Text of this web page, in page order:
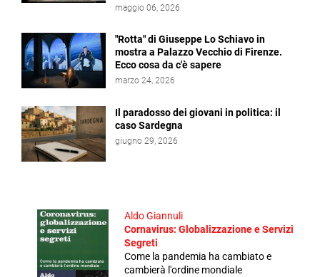
maggio 06, 2026
"Rotta" di Giuseppe Lo Schiavo in
mostra a Palazzo Vecchio di Firenze.
Ecco cosa da c'è sapere
marzo 24, 2026
Il paradosso dei giovani in politica: il
caso Sardegna
giugno 29, 2026
Aldo Giannuli
Cornavirus: Globalizzazione e Servizi
Segreti
Come la pandemia ha cambiato e
cambierà l'ordine mondiale